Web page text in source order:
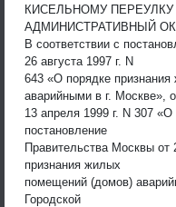
КИСЕЛЬНОМУ
АДМИНИСТРАТИВНЫЙ
В соответствии с
26 августа 1997 г. N
643 «О порядке
аварийными в г. Москве»,
13 апреля 1999 г. N 307
постановление
Правительства Москвы от
признания жилых
помещений (домов)
Городской